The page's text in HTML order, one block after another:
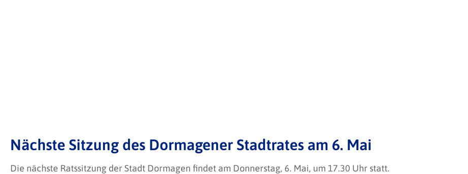
Nächste Sitzung des Dormagener Stadtrates am 6. Mai
Die nächste Ratssitzung der Stadt Dormagen findet am Donnerstag, 6. Mai, um 17.30 Uhr statt.